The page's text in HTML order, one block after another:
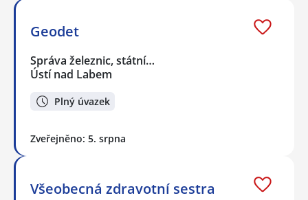
Geodet
Správa železnic, státní…
Ústí nad Labem
Plný úvazek
Zveřejněno: 5. srpna
Všeobecná zdravotní sestra